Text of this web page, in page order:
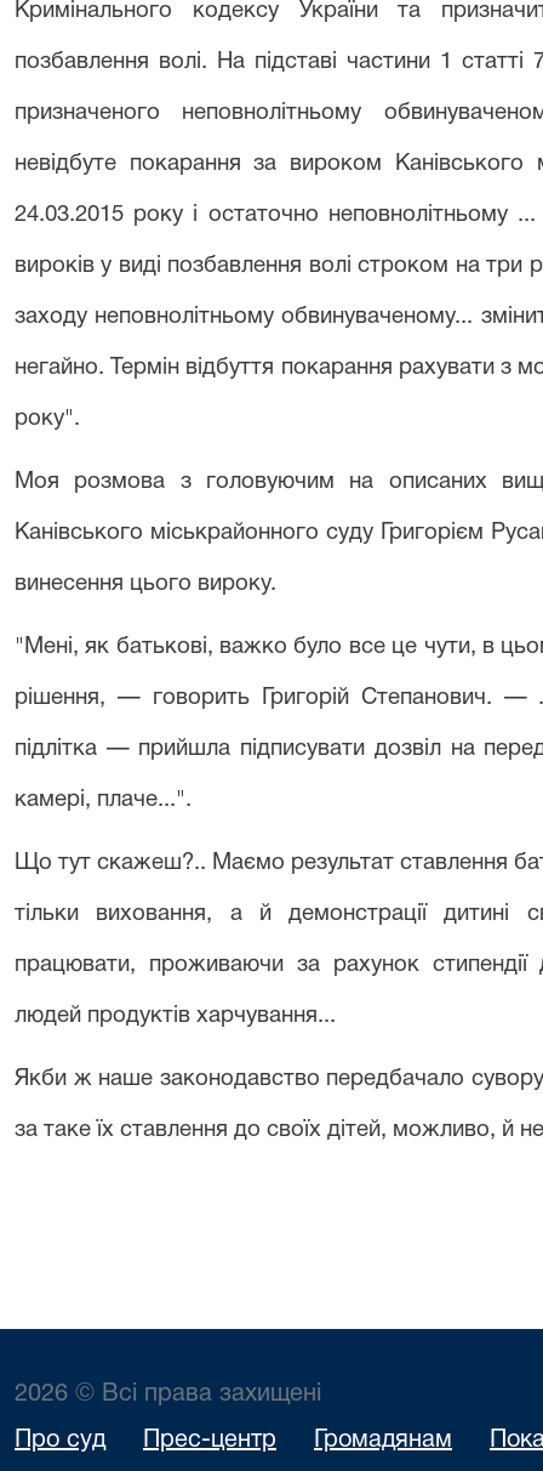
Кримінального кодексу України та
позбавлення волі. На підставі частини 1
призначеного неповнолітньому
невідбуте покарання за вироком Канівського
24.03.2015 року і остаточно неповнолітньому
вироків у виді позбавлення волі строком на три
заходу неповнолітньому обвинуваченому...
негайно. Термін відбуття покарання рахувати з
року".
Моя розмова з головуючим на описаних
Канівського міськрайонного суду Григорієм
винесення цього вироку.
"Мені, як батькові, важко було все це чути, в
рішення, — говорить Григорій Степанович. —
підлітка — прийшла підписувати дозвіл на
камері, плаче...".
Що тут скажеш?.. Маємо результат ставлення
тільки виховання, а й демонстрації
працювати, проживаючи за рахунок
людей продуктів харчування...
Якби ж наше законодавство передбачало сувору
за таке їх ставлення до своїх дітей, можливо, й
2026 © Всі права захищені
Про суд Прес-центр Громадянам